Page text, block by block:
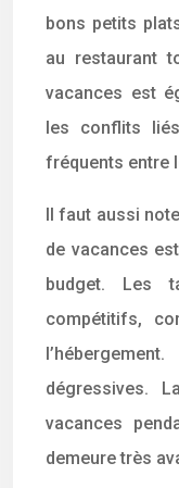
bons petits
au restaurant
vacances est
les conflits
fréquents entre
Il faut aussi
de vacances
budget. Les
compétitifs,
dégressives.
vacances
demeure très